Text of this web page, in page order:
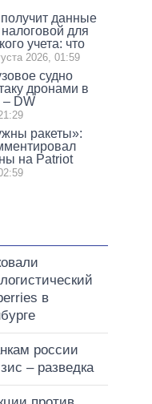
данные
для
учета: что
2026, 01:59
судно
дронами в
DW
ракеты»:
на Patriot
в
россии
– разведка